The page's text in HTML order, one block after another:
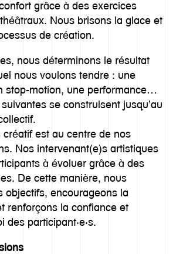
grâce à des exercices
Nous brisons la glace et
de création.
nous déterminons le résultat
nous voulons tendre : une
stop-motion, une performance…
se construisent jusqu’au
créatif est au centre de nos
Nos intervenant(e)s artistiques
à évoluer grâce à des
De cette manière, nous
objectifs, encourageons la
renforçons la confiance et
des participant·e·s.